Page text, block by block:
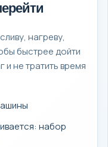
нагреву,
быстрее дойти
и не тратить время
набор